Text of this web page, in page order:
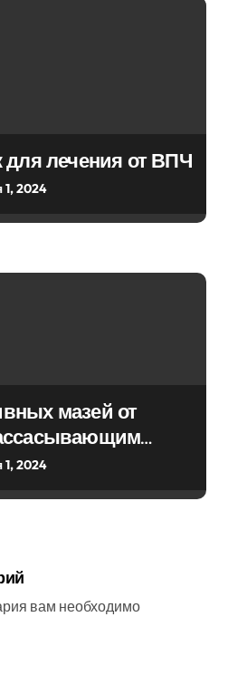
для лечения от ВПЧ
1, 2024
мазей от
1, 2024
вам необходимо